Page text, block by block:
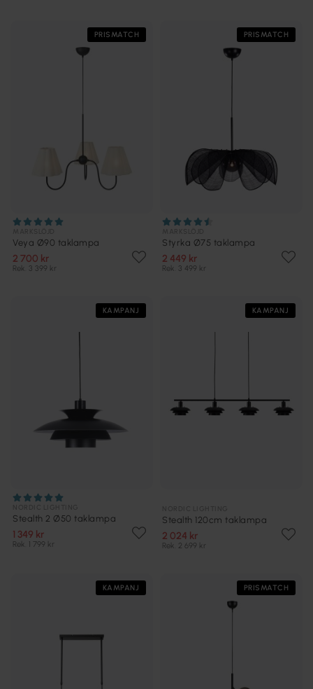
PRISMATCH
Veya Ø90 taklampa
2 700 kr
Rek. 3 399 kr
PRISMATCH
Styrka Ø75 taklampa
2 449 kr
Rek. 3 499 kr
KAMPANJ
Stealth 2 Ø50 taklampa
1 349 kr
Rek. 1 799 kr
KAMPANJ
Stealth 120cm taklampa
2 024 kr
Rek. 2 699 kr
KAMPANJ PRISMATCH